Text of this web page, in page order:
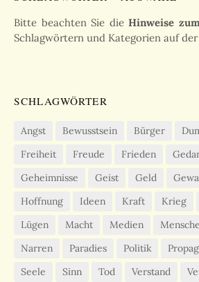
Bitte beachten Sie dieHinweise
Schlagwörtern und Kategorien auf der
SCHLAGWÖRTER
Angst Bewusstsein Bürger
Freiheit
Freude Frieden
Geheimnisse
Geist Geld
Hoffnung
Ideen Kraft Krieg
Lügen
Macht Medien
Narren
Paradies Politik
Seele
Sinn Tod Verstand